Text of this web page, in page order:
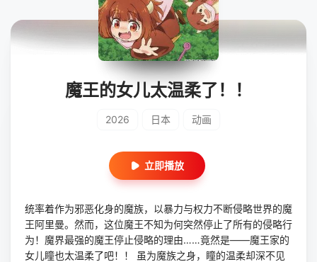
魔王的女儿太温柔了！！
2026 日本 动画
立即播放
统率着作为邪恶化身的魔族，以暴力与权力不断侵略世界的魔
王阿里曼。然而，这位魔王不知为何突然停止了所有的侵略行
为！魔界最强的魔王停止侵略的理由……竟然是——魔王家的
女儿瞳也太温柔了吧！！ 虽为魔族之身，瞳的温柔却深不见